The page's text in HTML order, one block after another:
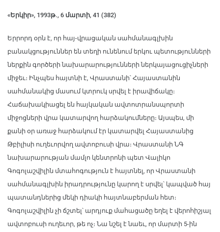
«Երկիր», 1993թ., 6 մարտի, 41 (382)
Երրորդ օրն է, որ հայ-վրացական սահմանագլխին
բանակցություններ են տեղի ունենում երկու պետությունների
ներքին գործերի նախարարությունների ներկայացուցիչների
միջեւ։ Ինչպես հայտնի է, Վրաստանի՝ Հայաստանին
սահմանակից մասում կտրուկ սրվել է իրավիճակը։
Հաճախակիացել են հայկական ավտոտրանսպորտի
միջոցների վրա կատարվող հարձակումները։ Այսպես, մի
քանի օր առաջ հարձակում էր կատարվել Հայաստանից
Թբիլիսի ուղեւորվող ավտոբուսի վրա։ Վրաստանի ՆԳ
նախարարության մամլո կենտրոնի պետ Վալիկո
Գոգոլաշվիլին մտահոգություն է հայտնել, որ Վրաստանի
սահմանագլխին իրադրությունը կարող է սրվել՝ կապված հայ
պատանդներից մեկի դիակի հայտնաբերման հետ։
Գոգոլաշվիլին չի ճշտել՝ արդյուք մահացածը եղել է վերոհիշյալ
ավտոբուսի ուղեւոր, թե ոչ։ Նա նշել է նաեւ, որ մարտի 5-ին